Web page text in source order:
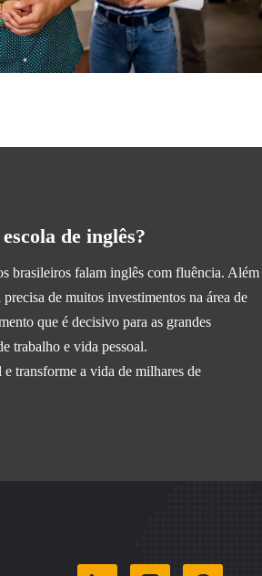
de inglês?
brasileiros falam inglês com fluência. Além
de muitos investimentos na área de
que é decisivo para as grandes
trabalho e vida pessoal.
transforme a vida de milhares de